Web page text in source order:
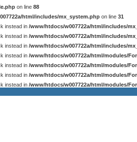
on line 88
html/includes/mx_system.php on line 31
instead in /www/htdocs/w007722a/html/includes/
instead in /www/htdocs/w007722a/html/includes/
instead in /www/htdocs/w007722a/html/includes/
instead in /www/htdocs/w007722a/html/modules/
instead in /www/htdocs/w007722a/html/modules/
instead in /www/htdocs/w007722a/html/modules/
instead in /www/htdocs/w007722a/html/modules/